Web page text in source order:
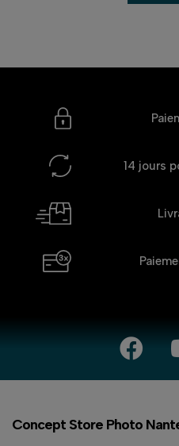
14 jours
Concept Store Photo